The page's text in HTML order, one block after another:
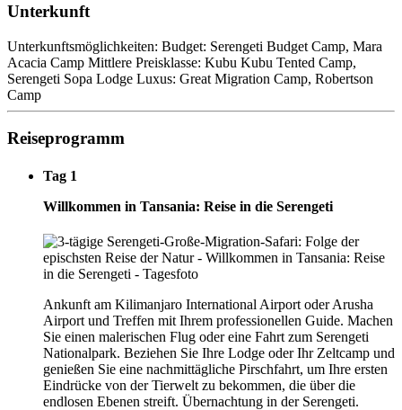
Unterkunft
Unterkunftsmöglichkeiten: Budget: Serengeti Budget Camp, Mara
Acacia Camp Mittlere Preisklasse: Kubu Kubu Tented Camp,
Serengeti Sopa Lodge Luxus: Great Migration Camp, Robertson
Camp
Reiseprogramm
Tag 1
Willkommen in Tansania: Reise in die Serengeti
Ankunft am Kilimanjaro International Airport oder Arusha
Airport und Treffen mit Ihrem professionellen Guide. Machen
Sie einen malerischen Flug oder eine Fahrt zum Serengeti
Nationalpark. Beziehen Sie Ihre Lodge oder Ihr Zeltcamp und
genießen Sie eine nachmittägliche Pirschfahrt, um Ihre ersten
Eindrücke von der Tierwelt zu bekommen, die über die
endlosen Ebenen streift. Übernachtung in der Serengeti.